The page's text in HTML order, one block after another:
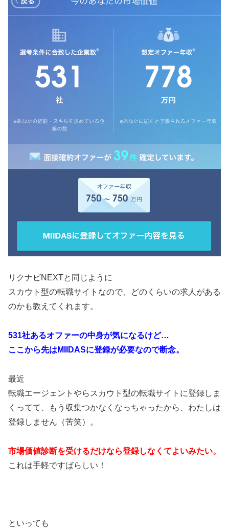
リクナビNEXTと同じように
スカウト型の転職サイトなので、どのくらいの求人がある
のかも教えてくれます。
531社あるオファーの中身が気になるけど…
ここから先はMIIDASに登録が必要なので断念。
最近
転職エージェントやらスカウト型の転職サイトに登録しま
くってて、もう収集つかなくなっちゃったから、わたしは
登録しません（苦笑）。
市場価値診断を受けるだけなら登録しなくてよいみたい。
これは手軽ですばらしい！
といっても